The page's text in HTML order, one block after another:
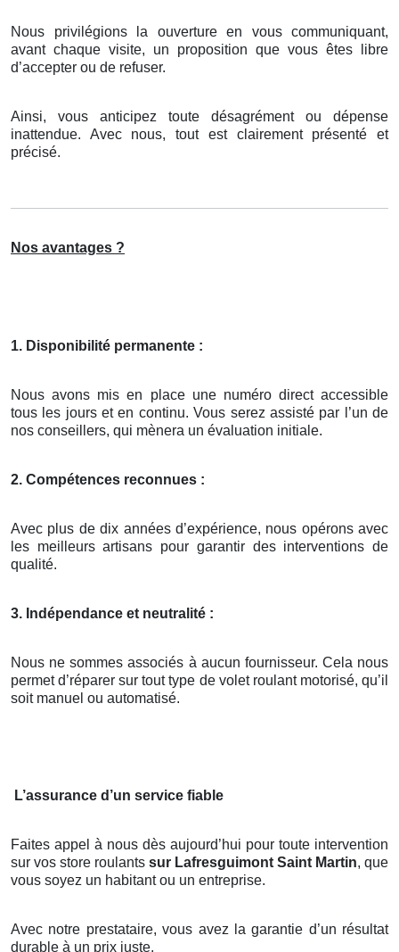
Nous privilégions la ouverture en vous communiquant,
avant chaque visite, un proposition que vous êtes libre
d’accepter ou de refuser.
Ainsi, vous anticipez toute désagrément ou dépense
inattendue. Avec nous, tout est clairement présenté et
précisé.
Nos avantages ?
1. Disponibilité permanente :
Nous avons mis en place une numéro direct accessible
tous les jours et en continu. Vous serez assisté par l’un de
nos conseillers, qui mènera un évaluation initiale.
2. Compétences reconnues :
Avec plus de dix années d’expérience, nous opérons avec
les meilleurs artisans pour garantir des interventions de
qualité.
3. Indépendance et neutralité :
Nous ne sommes associés à aucun fournisseur. Cela nous
permet d’réparer sur tout type de volet roulant motorisé, qu’il
soit manuel ou automatisé.
L’assurance d’un service fiable
Faites appel à nous dès aujourd’hui pour toute intervention
sur vos store roulants sur Lafresguimont Saint Martin, que
vous soyez un habitant ou un entreprise.
Avec notre prestataire, vous avez la garantie d’un résultat
durable à un prix juste.